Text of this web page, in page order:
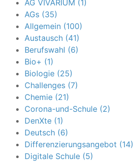
AG VIVARIUM (1)
AGs (35)
Allgemein (100)
Austausch (41)
Berufswahl (6)
Bio+ (1)
Biologie (25)
Challenges (7)
Chemie (21)
Corona-und-Schule (2)
DenXte (1)
Deutsch (6)
Differenzierungsangebot (14)
Digitale Schule (5)